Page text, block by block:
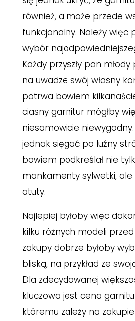
również, a może przede
funkcjonalny. Należy więc
wybór
Każdy przyszły pan
na uwadze swój własny
potrwa bowiem
ciasny garnitur mógłby
niesamowicie
jednak sięgać po luźny
bowiem podkreślał nie
mankamenty sylwetki, ale
atuty.
Najlepiej byłoby więc
kilku różnych modeli
zakupy dobrze byłoby
bliską, na przykład ze
Dla zdecydowanej
kluczowa jest cena
któremu zależy na